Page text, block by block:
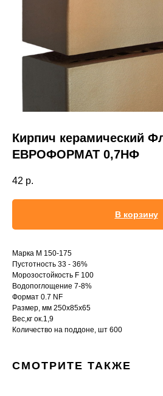
Кирпич керамический
ЕВРОФОРМАТ 0,7НФ
42 р.
В корзину
Марка М 150-175
Пустотность 33 - 36%
Морозостойкость F 100
Водопоглощение 7-8%
Формат 0.7 NF
Размер, мм 250х85х65
Вес,кг ок.1,9
Количество на поддоне, шт 600
СМОТРИТЕ ТАКЖЕ